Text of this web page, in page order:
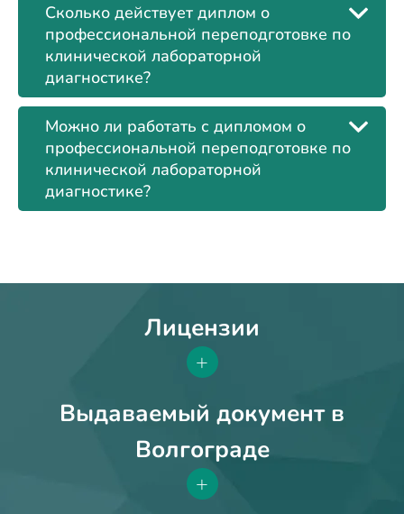
Сколько действует диплом о
профессиональной переподготовке по
клинической лабораторной
диагностике?
Можно ли работать с дипломом о
профессиональной переподготовке по
клинической лабораторной
диагностике?
Лицензии
+
Выдаваемый документ в
Волгограде
+